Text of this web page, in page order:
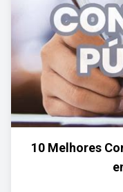
10 Melhores